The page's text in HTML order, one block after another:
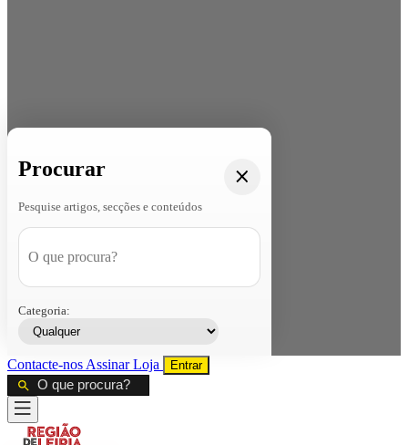
Procurar
Pesquise artigos, secções e conteúdos
Categoria:
Contacte-nos AssinarLoja Entrar